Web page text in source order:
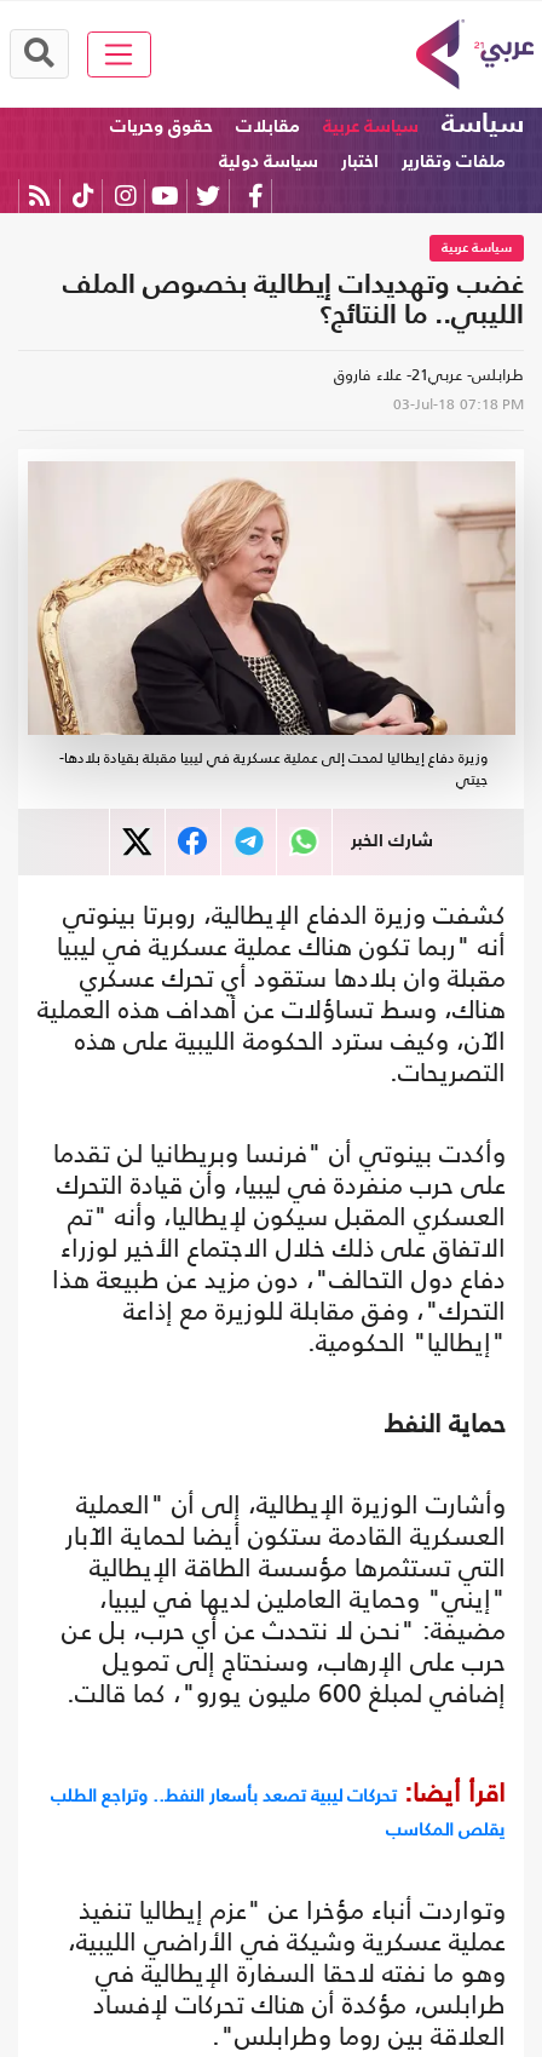
سياسة سياسة عربية مقابلات
حقوق وحريات
ملفات وتقارير
اختبار سياسة دولية
سياسة عربية
غضب وتهديدات إيطالية بخصوص الملف
الليبي.. ما النتائج؟
طرابلس- عربي21- علاء فاروق
03-Jul-18 07:18 PM
وزيرة دفاع إيطاليا لمحت إلى عملية عسكرية في ليبيا مقبلة بقيادة بلادها-
جيتي
شارك الخبر
كشفت وزيرة الدفاع الإيطالية، روبرتا بينوتي
أنه "ربما تكون هناك عملية عسكرية في ليبيا
مقبلة وان بلادها ستقود أي تحرك عسكري
هناك، وسط تساؤلات عن أهداف هذه العملية
الآن، وكيف سترد الحكومة الليبية على هذه
التصريحات.
وأكدت بينوتي أن "فرنسا وبريطانيا لن تقدما
على حرب منفردة في ليبيا، وأن قيادة التحرك
العسكري المقبل سيكون لإيطاليا، وأنه "تم
الاتفاق على ذلك خلال الاجتماع الأخير لوزراء
دفاع دول التحالف"، دون مزيد عن طبيعة هذا
التحرك"، وفق مقابلة للوزيرة مع إذاعة
"إيطاليا" الحكومية.
حماية النفط
وأشارت الوزيرة الإيطالية، إلى أن "العملية
العسكرية القادمة ستكون أيضا لحماية الآبار
التي تستثمرها مؤسسة الطاقة الإيطالية
"إيني" وحماية العاملين لديها في ليبيا،
مضيفة: "نحن لا نتحدث عن أي حرب، بل عن
حرب على الإرهاب، وسنحتاج إلى تمويل
إضافي لمبلغ 600 مليون يورو"، كما قالت.
اقرأ أيضا:تحركات ليبية تصعد بأسعار النفط.. وتراجع الطلب
يقلص المكاسب
وتواردت أنباء مؤخرا عن "عزم إيطاليا تنفيذ
عملية عسكرية وشيكة في الأراضي الليبية،
وهو ما نفته لاحقا السفارة الإيطالية في
طرابلس، مؤكدة أن هناك تحركات لإفساد
العلاقة بين روما وطرابلس".